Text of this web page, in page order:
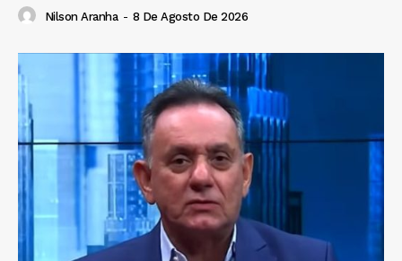
Nilson Aranha - 8 De Agosto De 2026